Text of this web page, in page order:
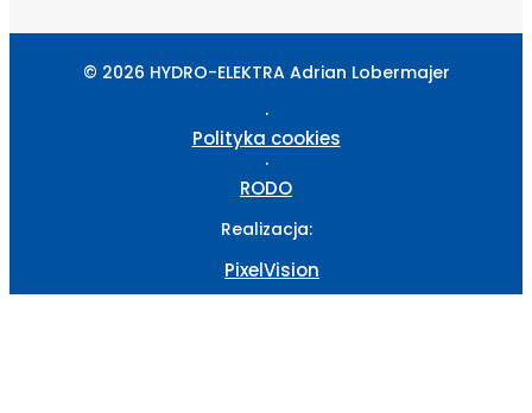
© 2026 HYDRO-ELEKTRA Adrian Lobermajer
·
Polityka cookies
·
RODO
Realizacja:
PixelVision